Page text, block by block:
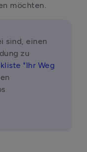
möchten.
sind, einen
zu
"Ihr Weg